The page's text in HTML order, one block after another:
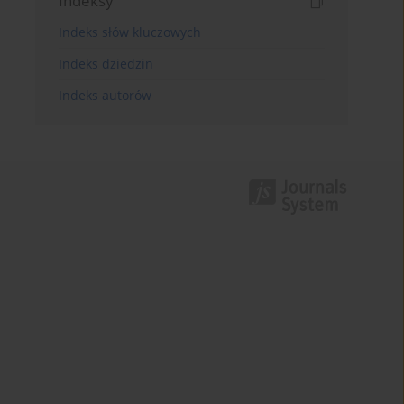
Indeks słów kluczowych
Indeks dziedzin
Indeks autorów